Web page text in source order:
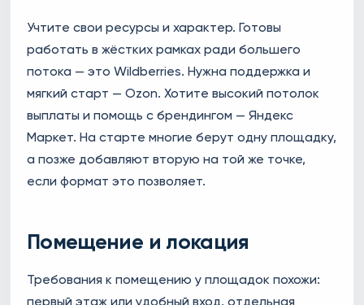
Учтите свои ресурсы и характер. Готовы
работать в жёстких рамках ради большего
потока — это Wildberries. Нужна поддержка и
мягкий старт — Ozon. Хотите высокий потолок
выплаты и помощь с брендингом — Яндекс
Маркет. На старте многие берут одну площадку,
а позже добавляют вторую на той же точке,
если формат это позволяет.
Помещение и локация
Требования к помещению у площадок похожи:
первый этаж или удобный вход, отдельная